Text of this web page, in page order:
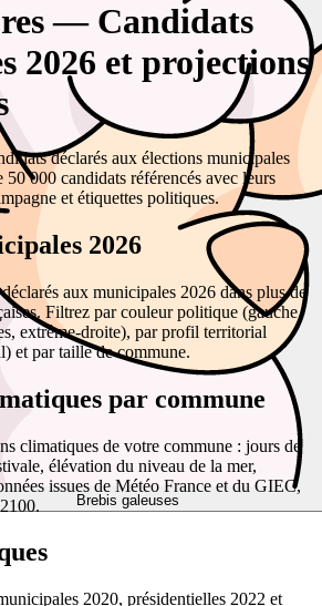
Brebis galeuses
— Candidats
2026 et projections
déclarés aux élections municipales
50 000 candidats référencés avec leurs
et étiquettes politiques.
2026
aux municipales 2026 dans plus de
Filtrez par couleur politique (gauche,
extrême-droite), par profil territorial
et par taille de commune.
par commune
climatiques de votre commune : jours de
élévation du niveau de la mer,
issues de Météo France et du GIEC,
2020, présidentielles 2022 et